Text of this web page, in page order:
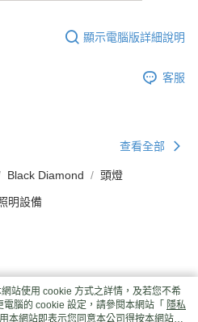
顯示電腦版詳細說明
客服
查看全部
Black Diamond 頭燈
明設備
站使用 cookie 方式之詳情，及若您不希
腦的 cookie 設定，請參閱本網站「 隱私
本網站即表示您同意本公司得按本網站使